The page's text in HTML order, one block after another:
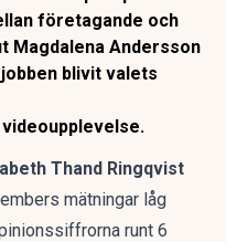
företagande och
Magdalena Andersson
blivit valets
Thand Ringqvist
mätningar låg
runt 6